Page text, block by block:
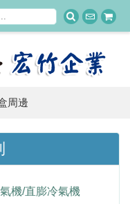
周邊
機/直膨冷氣機